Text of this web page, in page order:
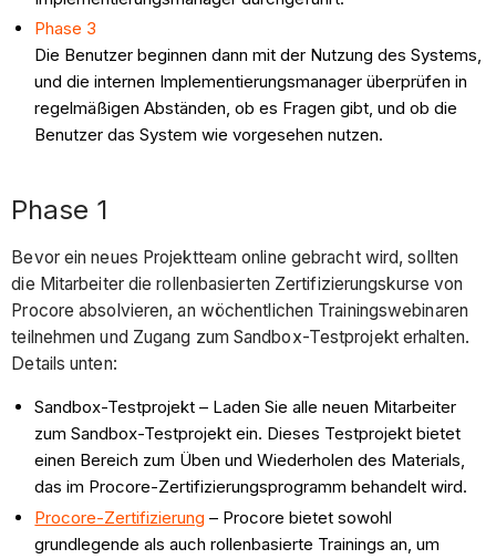
Phase 3
Die Benutzer beginnen dann mit der Nutzung des Systems,
und die internen Implementierungsmanager überprüfen in
regelmäßigen Abständen, ob es Fragen gibt, und ob die
Benutzer das System wie vorgesehen nutzen.
Phase 1
Bevor ein neues Projektteam online gebracht wird, sollten
die Mitarbeiter die rollenbasierten Zertifizierungskurse von
Procore absolvieren, an wöchentlichen Trainingswebinaren
teilnehmen und Zugang zum Sandbox-Testprojekt erhalten.
Details unten:
Sandbox-Testprojekt – Laden Sie alle neuen Mitarbeiter
zum Sandbox-Testprojekt ein. Dieses Testprojekt bietet
einen Bereich zum Üben und Wiederholen des Materials,
das im Procore-Zertifizierungsprogramm behandelt wird.
Procore-Zertifizierung – Procore bietet sowohl
grundlegende als auch rollenbasierte Trainings an, um